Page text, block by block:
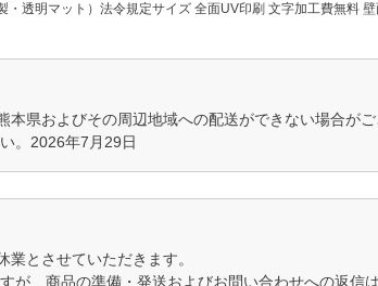
・透明マット）法令規定サイズ 全面UV印刷 文字加工費無料
本県およびその周辺地域への配送ができない場合が
。2026年7月29日
とさせていただきます。
が、商品の準備・発送およびお問い合わせへの返信